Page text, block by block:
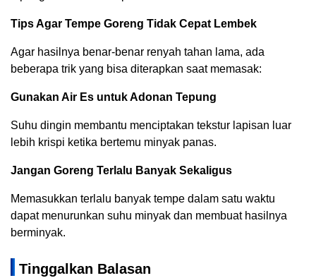
Tips Agar Tempe Goreng Tidak Cepat Lembek
Agar hasilnya benar-benar renyah tahan lama, ada
beberapa trik yang bisa diterapkan saat memasak:
Gunakan Air Es untuk Adonan Tepung
Suhu dingin membantu menciptakan tekstur lapisan luar
lebih krispi ketika bertemu minyak panas.
Jangan Goreng Terlalu Banyak Sekaligus
Memasukkan terlalu banyak tempe dalam satu waktu
dapat menurunkan suhu minyak dan membuat hasilnya
berminyak.
Tinggalkan Balasan